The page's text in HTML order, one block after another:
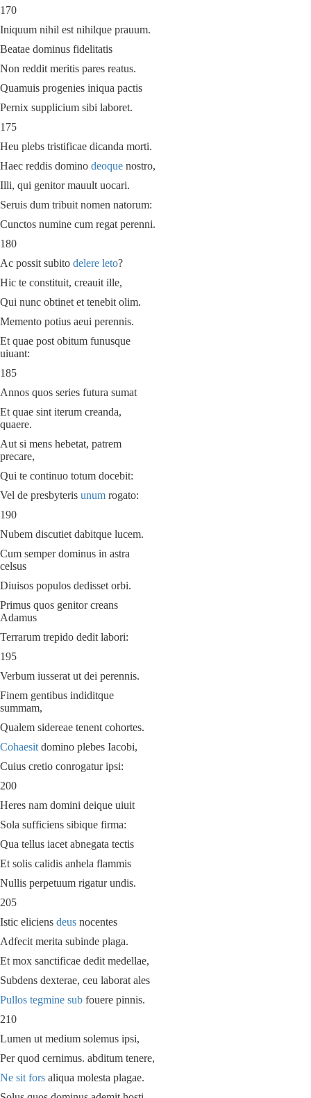
170
Iniquum nihil est nihilque prauum.
Beatae dominus fidelitatis
Non reddit meritis pares reatus.
Quamuis progenies iniqua pactis
Pernix supplicium sibi laboret.
175
Heu plebs tristificae dicanda morti.
Haec reddis domino deoque nostro,
Illi, qui genitor mauult uocari.
Seruis dum tribuit nomen natorum:
Cunctos numine cum regat perenni.
180
Ac possit subito delere leto?
Hic te constituit, creauit ille,
Qui nunc obtinet et tenebit olim.
Memento potius aeui perennis.
Et quae post obitum funusque
uiuant:
185
Annos quos series futura sumat
Et quae sint iterum creanda,
quaere.
Aut si mens hebetat, patrem
precare,
Qui te continuo totum docebit:
Vel de presbyteris unum rogato:
190
Nubem discutiet dabitque lucem.
Cum semper dominus in astra
celsus
Diuisos populos dedisset orbi.
Primus quos genitor creans
Adamus
Terrarum trepido dedit labori:
195
Verbum iusserat ut dei perennis.
Finem gentibus indiditque
summam,
Qualem sidereae tenent cohortes.
Cohaesit domino plebes Iacobi,
Cuius cretio conrogatur ipsi:
200
Heres nam domini deique uiuit
Sola sufficiens sibique firma:
Qua tellus iacet abnegata tectis
Et solis calidis anhela flammis
Nullis perpetuum rigatur undis.
205
Istic eliciens deus nocentes
Adfecit merita subinde plaga.
Et mox sanctificae dedit medellae,
Subdens dexterae, ceu laborat ales
Pullos tegmine sub fouere pinnis.
210
Lumen ut medium solemus ipsi,
Per quod cernimus. abditum tenere,
Ne sit fors aliqua molesta plagae.